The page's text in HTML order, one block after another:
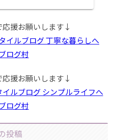
援お願いします↓
ログ村
援お願いします↓
ログ村
投稿